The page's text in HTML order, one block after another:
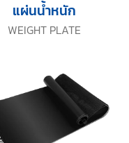
WEIGHT PLATE
แผ่นน้ำหนัก